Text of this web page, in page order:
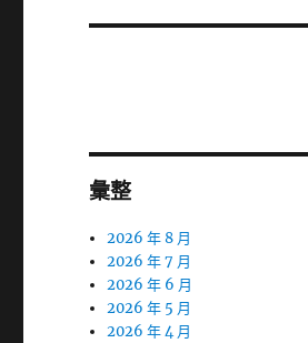
文
彙整
2026 年 8 月
2026 年 7 月
2026 年 6 月
2026 年 5 月
2026 年 4 月